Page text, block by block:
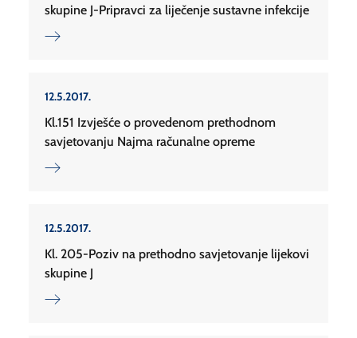
skupine J-Pripravci za liječenje sustavne infekcije
12.5.2017.
Kl.151 Izvješće o provedenom prethodnom
savjetovanju Najma računalne opreme
12.5.2017.
Kl. 205-Poziv na prethodno savjetovanje lijekovi
skupine J